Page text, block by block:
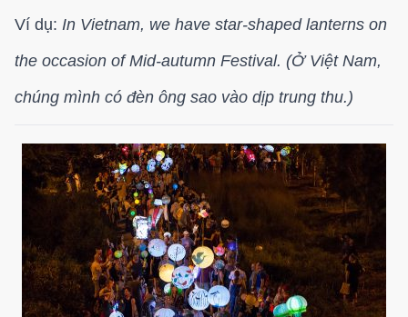
Ví dụ: In Vietnam, we have star-shaped lanterns on
the occasion of Mid-autumn Festival. (Ở Việt Nam,
chúng mình có đèn ông sao vào dịp trung thu.)